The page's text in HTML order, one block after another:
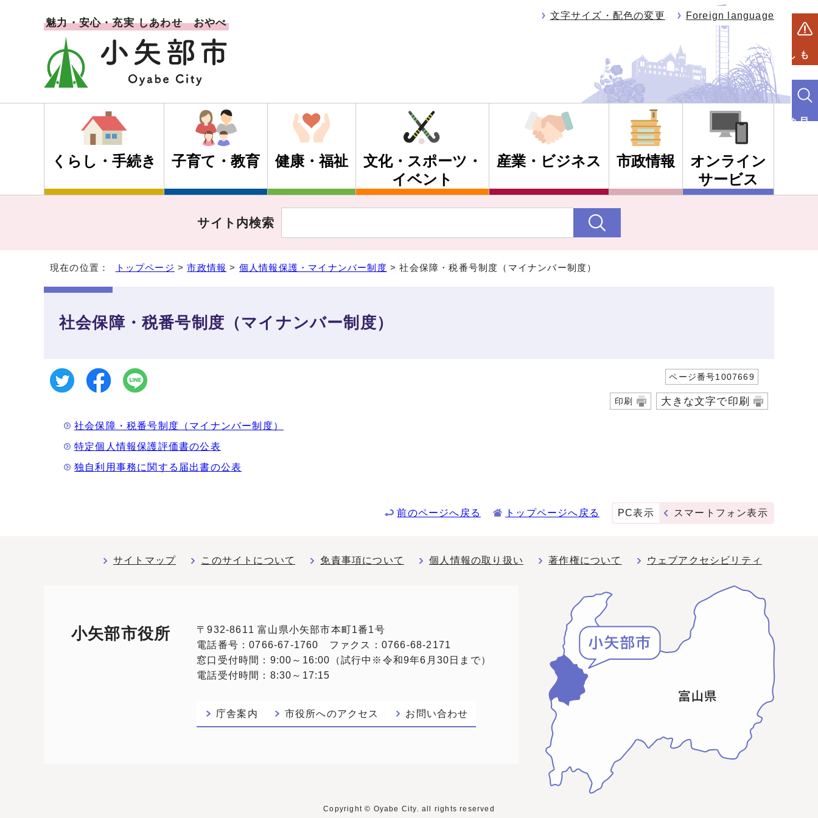
魅力・安心・充実 しあわせ おやべ
文字サイズ・配色の変更 Foreign language
もしものときは
くらし・手続き 子育て・教育 健康・福祉
文化・スポーツ・
イベント
産業・ビジネス 市政情報
オンライン
サービス
サイト内検索
現在の位置： トップページ >市政情報 > 個人情報保護・マイナンバー制度 > 社会保障・税番号制度（マイナンバー制度）
社会保障・税番号制度（マイナンバー制度）
ページ番号1007669
印刷 大きな文字で印刷
社会保障・税番号制度（マイナンバー制度）
特定個人情報保護評価書の公表
独自利用事務に関する届出書の公表
前のページへ戻る トップページへ戻る PC表示 スマートフォン表示
サイトマップ このサイトについて 免責事項について 個人情報の取り扱い 著作権について ウェブアクセシビリティ
小矢部市役所
〒932-8611 富山県小矢部市本町1番1号
電話番号：0766-67-1760 ファクス：0766-68-2171
窓口受付時間：9:00～16:00（試行中※令和9年6月30日まで）
電話受付時間：8:30～17:15
庁舎案内 市役所へのアクセス お問い合わせ
Copyright © Oyabe City. all rights reserved